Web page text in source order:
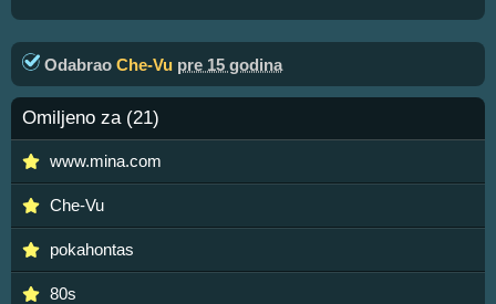
Odabrao Che-Vu pre 15 godina
Omiljeno za (21)
www.mina.com
Che-Vu
pokahontas
80s